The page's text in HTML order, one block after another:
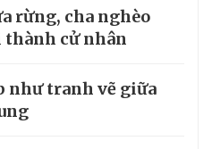
rừng, cha nghèo
thành cử nhân
như tranh vẽ giữa